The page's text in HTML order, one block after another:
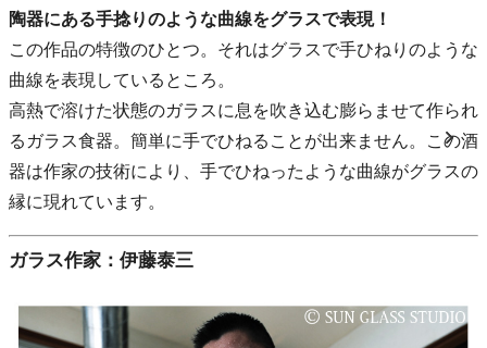
陶器にある手捻りのような曲線をグラスで表現！
この作品の特徴のひとつ。それはグラスで手ひねりのような
曲線を表現しているところ。
高熱で溶けた状態のガラスに息を吹き込む膨らませて作られ
るガラス食器。簡単に手でひねることが出来ません。この酒
器は作家の技術により、手でひねったような曲線がグラスの
縁に現れています。
ガラス作家：伊藤泰三